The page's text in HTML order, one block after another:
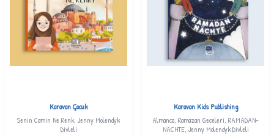
Karavan Çocuk
Senin Camin Ne Renk, Jenny Molendyk
Divleli
Karavan Kids Publishing
Almanca, Ramazan Geceleri, RAMADAN-
NÄCHTE, Jenny Molendyk Divleli